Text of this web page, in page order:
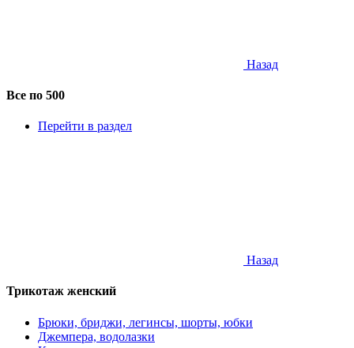
Назад
Все по 500
Перейти в раздел
Назад
Трикотаж женский
Брюки, бриджи, легинсы, шорты, юбки
Джемпера, водолазки